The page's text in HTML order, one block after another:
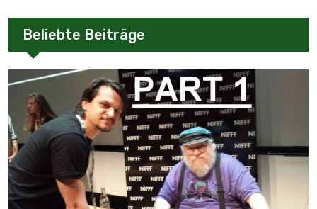
Beliebte Beiträge